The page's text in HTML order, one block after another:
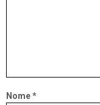
Nome*